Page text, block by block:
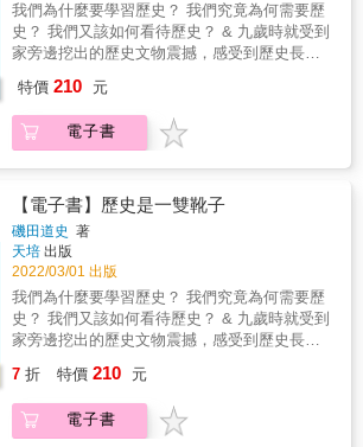
全方位補充你的歷史視野！ & ●因貿易稱霸世
界的英國、荷蘭，輸出殖民地產品的同時也
「大撒幣」購入亞洲物產，想不到大量白銀流
入卻導致鄂圖曼帝國的「沒落」？ & ●全球化
之下，美、日出現「產業空洞化」，工廠紛紛
外移至東南亞，不料卻遇上一件事讓「成長神
話」奏停？ & ➤年分OUT！稱霸歷史課不用死
輕鬆！ & ▌本書架構 【每章章首】世界地圖標
示本章重大事件+各地區重點提示，一眼記住每
個時代重要商業活動！ 【內文】重點標記+穿
孔不入地帶入世界各地觀眾家中的一年。從
此，對於圖像作為政治、法庭上、歷史研究的
證據，人們的興趣大為增加。近年社群平台散
佈全球，人們對於「假新聞」散播的擔憂，開
化史權威作者彼得．柏克（Peter Burke），認
為有必要在此時，重新審視與討論圖像的地
位、能力，及其做為歷史證據的應用及影響。
& 往常，若歷史學者使用圖像，通常只把它們
當作單純的插圖處理，卻未從圖片本身的背景
去做深入分析。但圖像的多樣性與用途，以及
不同歷史時期中對圖像的態度，需要放在「脈
絡」下被檢視，包括藝術、宗教與政治背景、
美學觀點、精神分析、符號學、觀眾反應等。
若忽略這些脈絡，其風險性在於，以觀者對圖
像的認知分析特定的歷史意義及影響，結果可
能並不正確，對於研究分析也有所損害。 & 作
者透過研究跨地區、跨時期、跨傳播媒介研究
多種圖像，從貝葉掛毯，到宗教圖像、政治圖
像、廣告圖像、商品圖像，深入且全面鑽研圖
我們為什麼要學習歷史？ 我們究竟為何需要歷
史？ 我們又該如何看待歷史？ & 九歲時就受到
家旁邊挖出的歷史文物震撼，感受到歷史長河
談「歷史」。 & 會因為古老事物而感動不已，
除了人類之外，應該沒有其他生物擁有這種情
緒。人類能夠飛越空間和時間，將其他個體的
是傳下愚昧的想法，留給後代歧視和偏見。 &
因此，作者也提醒大家，想要理解歷史，應該
特別注意的問題，例如對史料的信任與懷疑，
對各種歷史敘述的視角與觀點，保持警醒的辨
識。 & 而這些建議，並不只是運用在歷史學
上，更是我們在寫下歷史當下的每一刻，都該
銘記於心的原則──因為世上到處充斥著真真假
假的大量訊息，而每個人正行走於其間。 & 我
們可以預測太陽明天也會從東邊升起，卻無法
實、敏銳的行走時間長河中。 & 本書特色 & ★
日本歷史學家磯田道史與讀者談「歷史的思
特價 210 元
電子書
【電子書】歷史是一雙靴子
磯田道史 著
天培 出版
2022/03/01 出版
我們為什麼要學習歷史？ 我們究竟為何需要歷
史？ 我們又該如何看待歷史？ & 九歲時就受到
家旁邊挖出的歷史文物震撼，感受到歷史長河
談「歷史」。 & 會因為古老事物而感動不已，
除了人類之外，應該沒有其他生物擁有這種情
緒。人類能夠飛越空間和時間，將其他個體的
7 折 特價 210 元
電子書